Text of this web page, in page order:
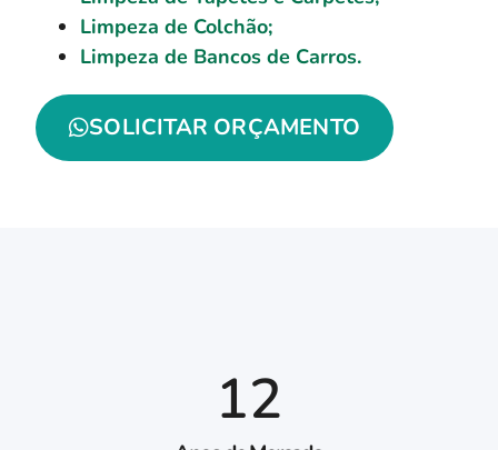
Limpeza de Colchão;
Limpeza de Bancos de Carros.
SOLICITAR ORÇAMENTO
12